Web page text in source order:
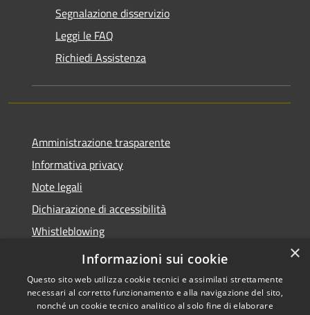
Segnalazione disservizio
Leggi le FAQ
Richiedi Assistenza
Amministrazione trasparente
Informativa privacy
Note legali
Dichiarazione di accessibilità
Whistleblowing
Piano di miglioramento dei servizi
×
Informazioni sui cookie
Questo sito web utilizza cookie tecnici e assimilati strettamente
necessari al corretto funzionamento e alla navigazione del sito,
nonché un cookie tecnico analitico al solo fine di elaborare